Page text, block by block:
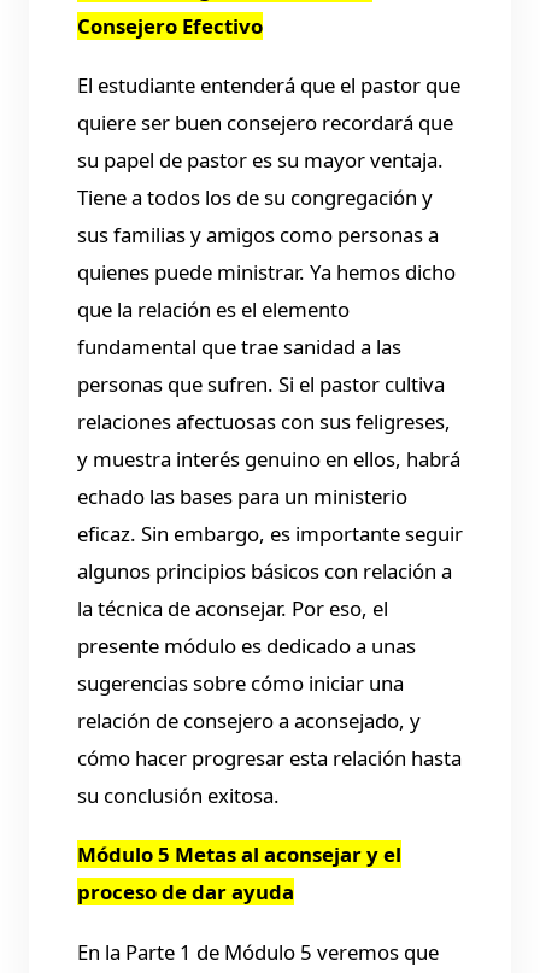
Consejero Efectivo
El estudiante entenderá que el pastor que
quiere ser buen consejero recordará que
su papel de pastor es su mayor ventaja.
Tiene a todos los de su congregación y
sus familias y amigos como personas a
quienes puede ministrar. Ya hemos dicho
que la relación es el elemento
fundamental que trae sanidad a las
personas que sufren. Si el pastor cultiva
relaciones afectuosas con sus feligreses,
y muestra interés genuino en ellos, habrá
echado las bases para un ministerio
eficaz. Sin embargo, es importante seguir
algunos principios básicos con relación a
la técnica de aconsejar. Por eso, el
presente módulo es dedicado a unas
sugerencias sobre cómo iniciar una
relación de consejero a aconsejado, y
cómo hacer progresar esta relación hasta
su conclusión exitosa.
Módulo 5 Metas al aconsejar y el
proceso de dar ayuda
En la Parte 1 de Módulo 5 veremos que